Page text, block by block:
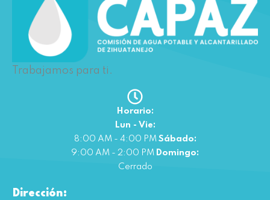
Trabajamos para ti.
Horario:
Lun - Vie:
8:00 AM - 4:00 PM Sábado:
9:00 AM - 2:00 PM Domingo:
Cerrado
Dirección: